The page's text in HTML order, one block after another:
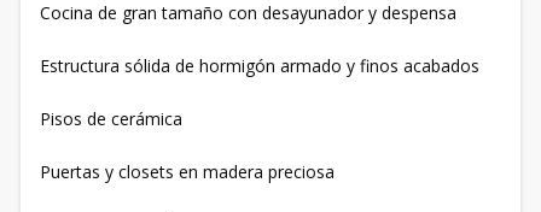
Cocina de gran tamaño con desayunador y despensa
Estructura sólida de hormigón armado y finos acabados
Pisos de cerámica
Puertas y closets en madera preciosa